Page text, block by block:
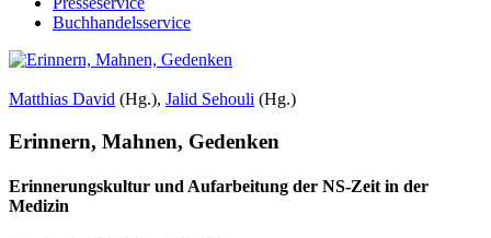
Buchhandelsservice
Matthias David (Hg.), Jalid Sehouli (Hg.)
Erinnern, Mahnen, Gedenken
Erinnerungskultur und Aufarbeitung der NS-Zeit in der
Medizin